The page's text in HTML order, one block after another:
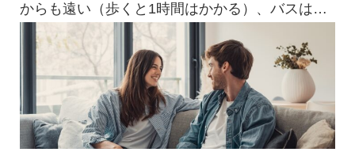
からも遠い（歩くと1時間はかかる）、バスは出
てるけど本数少なめ。 目